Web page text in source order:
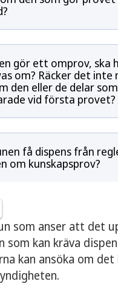
gör ett omprov, ska
om? Räcker det inte
den eller de delar som
vid första provet?
få dispens från
om kunskapsprov?
som anser att det
som kan kräva
kan ansöka om det